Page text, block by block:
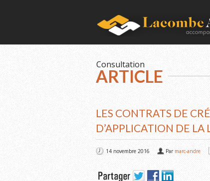
Consultation
ARTICLE
LES CONTRATS DE
D’APPLICATION DE LA
14 novembre 2016 Par marc-andre